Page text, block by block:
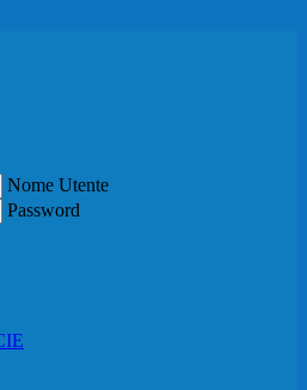
Nome Utente
Password